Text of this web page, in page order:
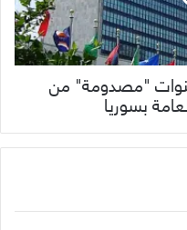
"مصدومة" من
بسوريا